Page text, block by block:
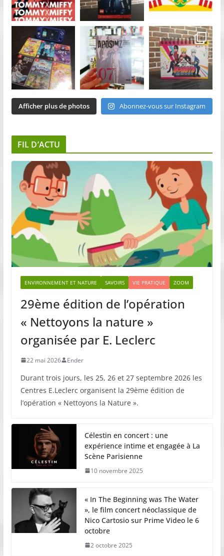
Afficher plus de photos Abonnez-vous sur Instagram
FIL D’ACTU
ENVIRONNEMENT ET NATURE SAVOIRS VIE PRATIQUE ZOOM
29ème édition de l’opération
« Nettoyons la nature »
organisée par E. Leclerc
22 mai 2026 Ender
Durant trois jours, les 25, 26 et 27 septembre 2026 les
Centres E.Leclerc organisent la 29ème édition de
l’opération « Nettoyons la Nature ».
Célestin en concert : une
expérience intime et engagée à La
Scène Parisienne
10 novembre 2025
« In The Beginning was The Water
», le film concert néoclassique de
Nico Cartosio sur Prime Video le 6
octobre
2 octobre 2025